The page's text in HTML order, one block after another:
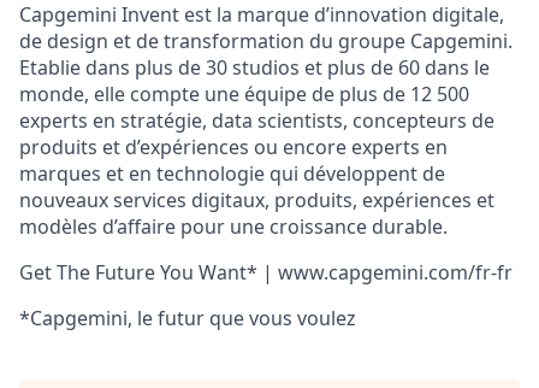
Capgemini Invent est la marque d’innovation digitale,
de design et de transformation du groupe Capgemini.
Etablie dans plus de 30 studios et plus de 60 dans le
monde, elle compte une équipe de plus de 12 500
experts en stratégie, data scientists, concepteurs de
produits et d’expériences ou encore experts en
marques et en technologie qui développent de
nouveaux services digitaux, produits, expériences et
modèles d’affaire pour une croissance durable.
Get The Future You Want* | www.capgemini.com/fr-fr
*Capgemini, le futur que vous voulez